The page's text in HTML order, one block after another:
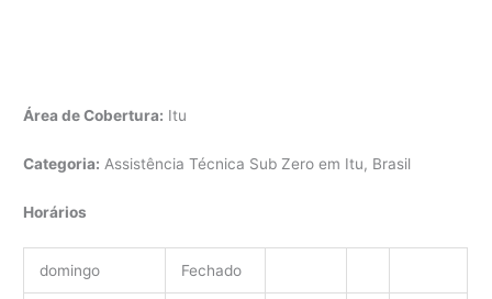
Área de Cobertura: Itu
Categoria: Assistência Técnica Sub Zero em Itu, Brasil
Horários
domingo Fechado